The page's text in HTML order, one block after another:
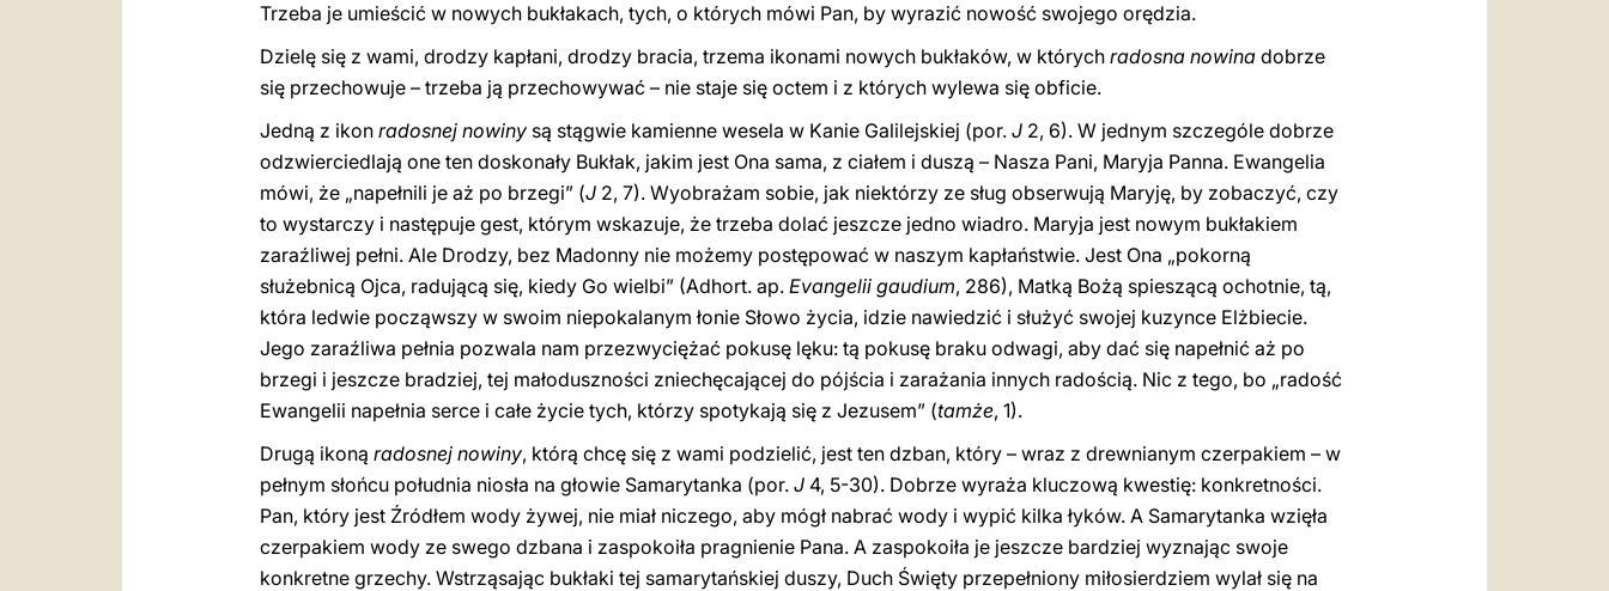
Trzeba je umieścić w nowych bukłakach, tych, o których mówi Pan, by wyrazić nowość swojego orędzia.
Dzielę się z wami, drodzy kapłani, drodzy bracia, trzema ikonami nowych bukłaków, w których radosna nowina dobrze
się przechowuje – trzeba ją przechowywać – nie staje się octem i z których wylewa się obficie.
Jedną z ikon radosnej nowiny są stągwie kamienne wesela w Kanie Galilejskiej (por. J 2, 6). W jednym szczególe dobrze
odzwierciedlają one ten doskonały Bukłak, jakim jest Ona sama, z ciałem i duszą – Nasza Pani, Maryja Panna. Ewangelia
mówi, że „napełnili je aż po brzegi” (J 2, 7). Wyobrażam sobie, jak niektórzy ze sług obserwują Maryję, by zobaczyć, czy
to wystarczy i następuje gest, którym wskazuje, że trzeba dolać jeszcze jedno wiadro. Maryja jest nowym bukłakiem
zaraźliwej pełni. Ale Drodzy, bez Madonny nie możemy postępować w naszym kapłaństwie. Jest Ona „pokorną
służebnicą Ojca, radującą się, kiedy Go wielbi” (Adhort. ap. Evangelii gaudium, 286), Matką Bożą spieszącą ochotnie, tą,
która ledwie począwszy w swoim niepokalanym łonie Słowo życia, idzie nawiedzić i służyć swojej kuzynce Elżbiecie.
Jego zaraźliwa pełnia pozwala nam przezwyciężać pokusę lęku: tą pokusę braku odwagi, aby dać się napełnić aż po
brzegi i jeszcze bradziej, tej małoduszności zniechęcającej do pójścia i zarażania innych radością. Nic z tego, bo „radość
Ewangelii napełnia serce i całe życie tych, którzy spotykają się z Jezusem” (tamże, 1).
Drugą ikoną radosnej nowiny, którą chcę się z wami podzielić, jest ten dzban, który – wraz z drewnianym czerpakiem – w
pełnym słońcu południa niosła na głowie Samarytanka (por. J 4, 5-30). Dobrze wyraża kluczową kwestię: konkretności.
Pan, który jest Źródłem wody żywej, nie miał niczego, aby mógł nabrać wody i wypić kilka łyków. A Samarytanka wzięła
czerpakiem wody ze swego dzbana i zaspokoiła pragnienie Pana. A zaspokoiła je jeszcze bardziej wyznając swoje
konkretne grzechy. Wstrząsając bukłaki tej samarytańskiej duszy, Duch Święty przepełniony miłosierdziem wylał się na